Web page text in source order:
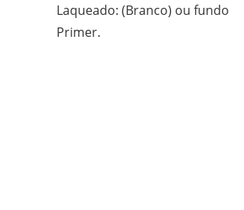
Laqueado: (Branco) ou fundo
Primer.